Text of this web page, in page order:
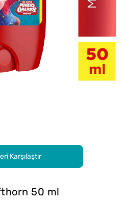
Karşılaştır
50 ml